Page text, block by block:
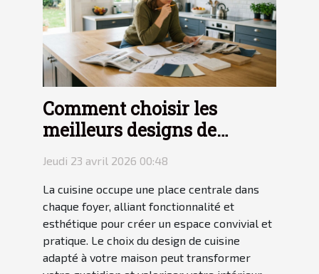
Comment choisir les
meilleurs designs de
cuisine pour votre maison
?
Jeudi 23 avril 2026 00:48
La cuisine occupe une place centrale dans
chaque foyer, alliant fonctionnalité et
esthétique pour créer un espace convivial et
pratique. Le choix du design de cuisine
adapté à votre maison peut transformer